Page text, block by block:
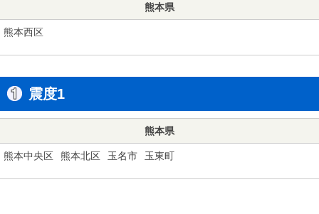
熊本県
熊本西区
震度1
熊本県
熊本中央区 熊本北区 玉名市 玉東町